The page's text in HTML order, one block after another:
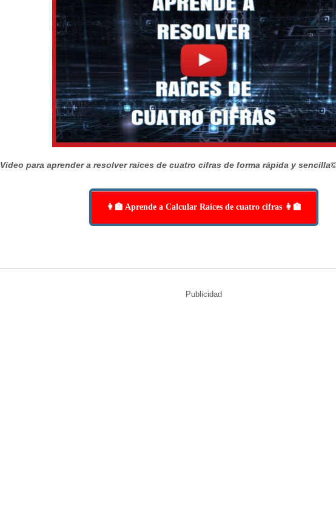
Vídeo para aprender a resolver raíces de cuatro cifras de forma rápida y sencilla
👩‍🏫 Aprende a Calcular Raíces de cuatro cifras 👩‍🏫
Publicidad